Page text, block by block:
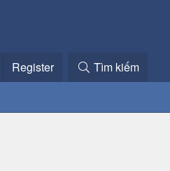
Register Tìm kiếm